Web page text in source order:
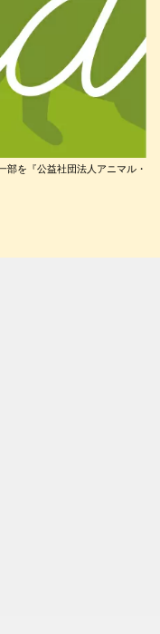
を『公益社団法人アニマル・